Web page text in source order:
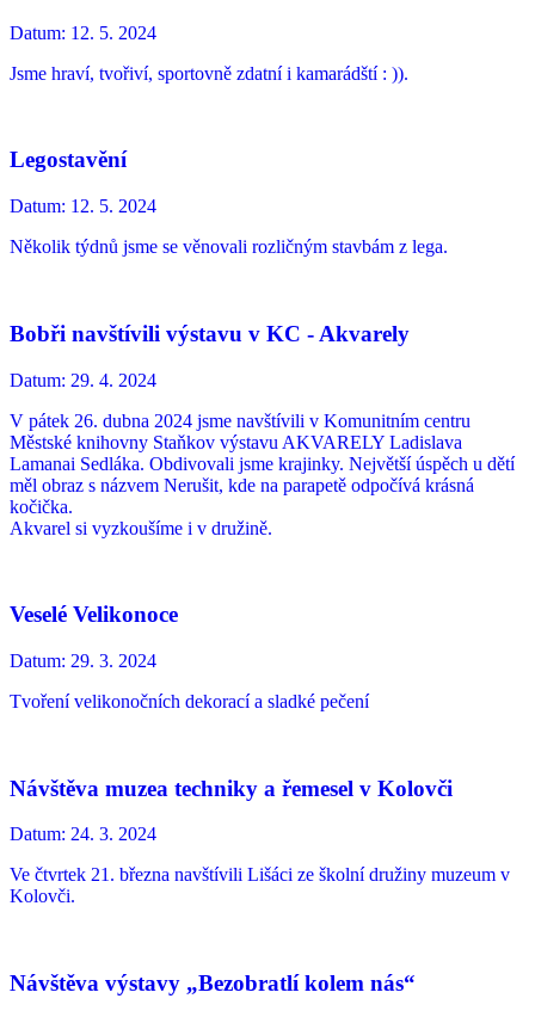
Datum: 12. 5. 2024
Jsme hraví, tvořiví, sportovně zdatní i kamarádští : )).
Legostavění
Datum: 12. 5. 2024
Několik týdnů jsme se věnovali rozličným stavbám z lega.
Bobři navštívili výstavu v KC - Akvarely
Datum: 29. 4. 2024
V pátek 26. dubna 2024 jsme navštívili v Komunitním centru
Městské knihovny Staňkov výstavu AKVARELY Ladislava
Lamanai Sedláka. Obdivovali jsme krajinky. Největší úspěch u dětí
měl obraz s názvem Nerušit, kde na parapetě odpočívá krásná
kočička.
Akvarel si vyzkoušíme i v družině.
Veselé Velikonoce
Datum: 29. 3. 2024
Tvoření velikonočních dekorací a sladké pečení
Návštěva muzea techniky a řemesel v Kolovči
Datum: 24. 3. 2024
Ve čtvrtek 21. března navštívili Lišáci ze školní družiny muzeum v
Kolovči.
Návštěva výstavy „Bezobratlí kolem nás“